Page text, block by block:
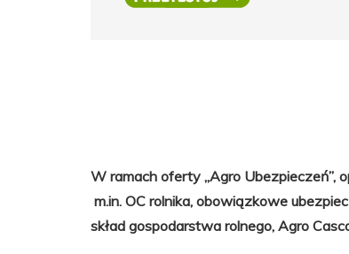
W ramach oferty „Agro Ubezpieczeń”,
m.in. OC rolnika, obowiązkowe
skład gospodarstwa rolnego, Agro